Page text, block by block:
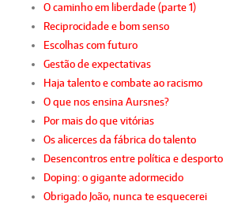
O caminho em liberdade (parte 1)
Reciprocidade e bom senso
Escolhas com futuro
Gestão de expectativas
Haja talento e combate ao racismo
O que nos ensina Aursnes?
Por mais do que vitórias
Os alicerces da fábrica do talento
Desencontros entre política e desporto
Doping: o gigante adormecido
Obrigado João, nunca te esquecerei